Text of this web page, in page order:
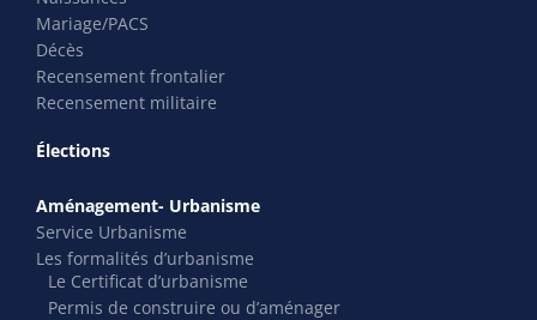
Mariage/PACS
Décès
Recensement frontalier
Recensement militaire
Élections
Aménagement- Urbanisme
Service Urbanisme
Les formalités d’urbanisme
Le Certificat d’urbanisme
Permis de construire ou d’aménager